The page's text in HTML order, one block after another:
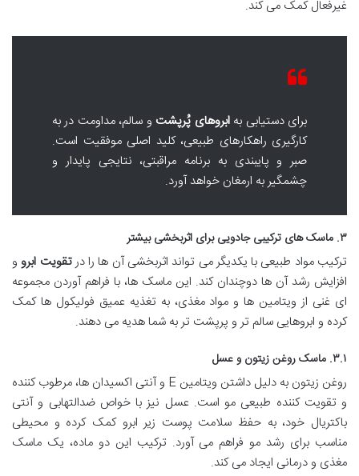
غیرفعال کمک می کند.
برای دستیابی بهابروهای پُرپشت و سالم، مداومت در به
کارگیری راهکارهای طبیعی، کلید اصلی موفقیت است.
صبر و پایبندی به برنامه مراقبتی، نتایجی پایدار و
چشمگیر به ارمغان خواهد آورد.
۳. ماسک های ترکیبی جادویی برای اثربخشی بیشتر
ترکیب مواد طبیعی با یکدیگر می تواند اثربخشی آن ها را درتقویت ابرو و
افزایش رشد آن ها دوچندان کند. این ماسک ها، با فراهم آوردن مجموعه
ای غنی از ویتامین ها و مواد مغذی، به تغذیه عمیق فولیکول ها کمک
کرده و ابروهایی سالم تر و پرپشت تر به شما هدیه می دهند.
۳.۱. ماسک روغن زیتون و عسل
روغن زیتون به دلیل داشتن ویتامین E و آنتی اکسیدان ها، مرطوب کننده
و تقویت کننده طبیعی مو است. عسل نیز با خواص ضدالتهابی و آنتی
باکتریال خود، به حفظ سلامت پوست زیر ابرو کمک کرده و محیطی
مناسب برای رشد مو فراهم می آورد. ترکیب این دو ماده، یک ماسک
مغذی و درمانی ایجاد می کند.